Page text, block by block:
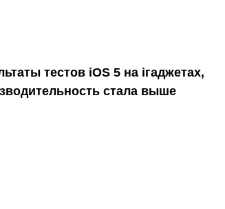
тестов iOS 5 на iгаджетах,
стала выше